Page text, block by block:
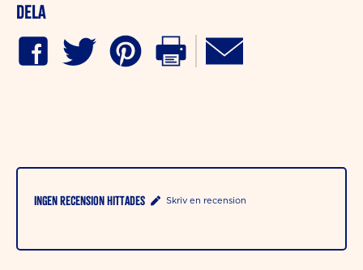
Dela
Ingen recension hittades Skriv en recension